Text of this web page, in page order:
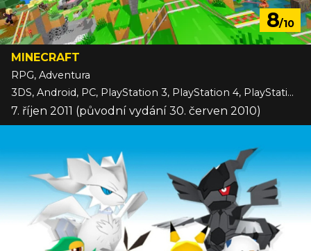
8/10
MINECRAFT
RPG, Adventura
3DS, Android, PC, PlayStation 3, PlayStation 4, PlayStation 5, Switch, Switch 2, VITA, Wii U, Xbox 360, Xbox One, Xbox Series, iOS
7. říjen 2011 (původní vydání 30. červen 2010)